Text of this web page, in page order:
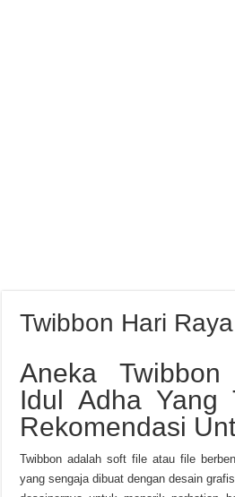
Twibbon Hari
Aneka
Idul Adha Yang
Rekomendasi
Twibbon adalah soft file atau file
yang sengaja dibuat dengan desain